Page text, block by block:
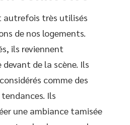
autrefois très utilisés
de nos logements.
ils reviennent
de la scène. Ils
comme des
Ils
une ambiance tamisée